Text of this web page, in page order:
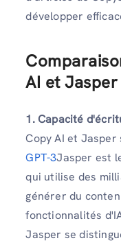
développer
AI et Jasper
1. Capacité
Copy AI et
GPT-3Jasper est
qui utilise des
générer du
fonctionnalités
Jasper se